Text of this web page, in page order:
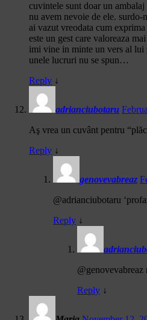
cuvintele sunt doar un
nu avem nevoie de ele.
ai vazut vreodata cum
este un gest care valoreaza
imi vine in minte un vers al lui
unele lucruri nu se spun…
Reply ↓
adrianciubotaru
Aş vrea un cuvânt pentru
Reply ↓
genovevabreaz
@adrianciubotaru
Reply ↓
@genovevabreaz
Reply ↓